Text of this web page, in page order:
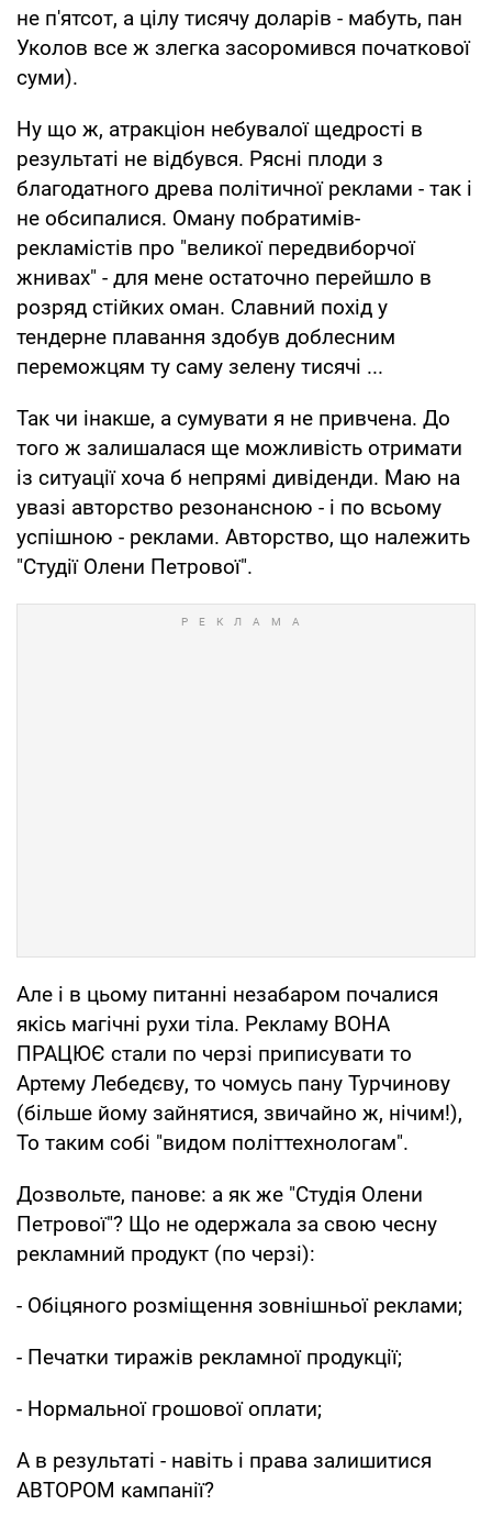
не п'ятсот, а цілу тисячу доларів - мабуть, пан
Уколов все ж злегка засоромився початкової
суми).
Ну що ж, атракціон небувалої щедрості в
результаті не відбувся. Рясні плоди з
благодатного древа політичної реклами - так і
не обсипалися. Оману побратимів-
рекламістів про "великої передвиборчої
жнивах" - для мене остаточно перейшло в
розряд стійких оман. Славний похід у
тендерне плавання здобув доблесним
переможцям ту саму зелену тисячі ...
Так чи інакше, а сумувати я не привчена. До
того ж залишалася ще можливість отримати
із ситуації хоча б непрямі дивіденди. Маю на
увазі авторство резонансною - і по всьому
успішною - реклами. Авторство, що належить
"Студії Олени Петрової".
Але і в цьому питанні незабаром почалися
якісь магічні рухи тіла. Рекламу ВОНА
ПРАЦЮЄ стали по черзі приписувати то
Артему Лебедєву, то чомусь пану Турчинову
(більше йому зайнятися, звичайно ж, нічим!),
То таким собі "видом політтехнологам".
Дозвольте, панове: а як же "Студія Олени
Петрової"? Що не одержала за свою чесну
рекламний продукт (по черзі):
- Обіцяного розміщення зовнішньої реклами;
- Печатки тиражів рекламної продукції;
- Нормальної грошової оплати;
А в результаті - навіть і права залишитися
АВТОРОМ кампанії?